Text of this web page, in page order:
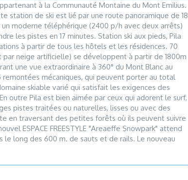
à la Communauté Montaine du Mont Emilius.
station de ski est lié par une route panoramique de 18
moderne téléphérique (2400 p/h avec deux arrêts)
les pistes en 17 minutes. Station ski aux pieds, Pila
à partir de tous les hôtels et les résidences. 70
neige artificielle) se développent à partir de 1800m
une vue extraordinaire à 360° du Mont Blanc au
remontées mécaniques, qui peuvent porter au total
skiable varié qui satisfait les exigences des
outre Pila est bien aimée par ceux qui adorent le surf,
pistes traitées ou naturelles, lisses ou avec des
en traversant des petites forêts où ils peuvent suivre
ESPACE FREESTYLE "Areaeffe Snowpark" attend
le long des 600 m. de sauts et de rails. Le nouveau
station travaillent plus de 180 instructeurs de deux
ski Evolution). Ils sont spécialisés dans les